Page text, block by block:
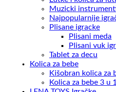
Muzicki
Najpopularnije
Plisane igracke
Plisani meda
Plisani vuk
Tablet za decu
Kolica za bebe
Kišobran kolica za
Kolica za bebe 3 u 1